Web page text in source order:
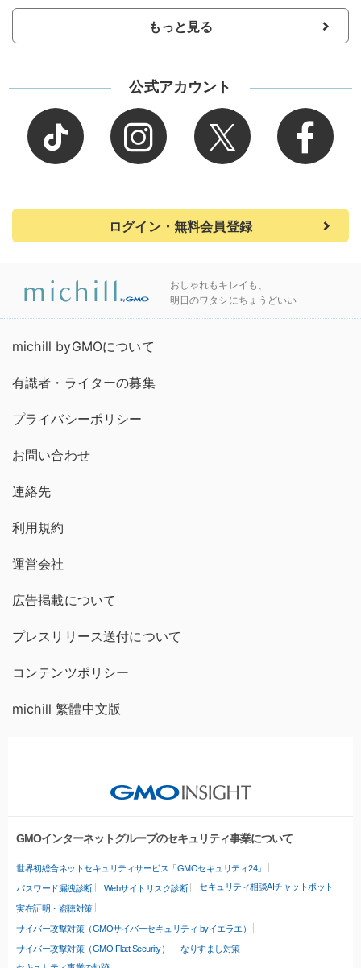
もっと見る
公式アカウント
ログイン・無料会員登録
おしゃれもキレイも、
明日のワタシにちょうどいい
michill byGMOについて
有識者・ライターの募集
プライバシーポリシー
お問い合わせ
連絡先
利用規約
運営会社
広告掲載について
プレスリリース送付について
コンテンツポリシー
michill 繁體中文版
GMOインターネットグループのセキュリティ事業について
世界初総合ネットセキュリティサービス「GMOセキュリティ24」
パスワード漏洩診断 Webサイトリスク診断 セキュリティ相談AIチャットボット
実在証明・盗聴対策
サイバー攻撃対策（GMOサイバーセキュリティ byイエラエ）
サイバー攻撃対策（GMO Flatt Security）
なりすまし対策